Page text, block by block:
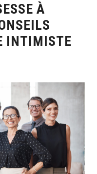
À
INTIMISTE